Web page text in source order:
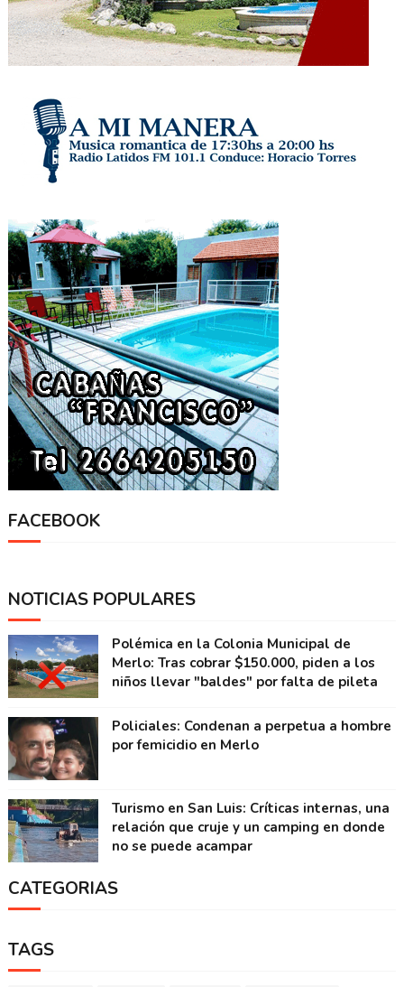
FACEBOOK
NOTICIAS POPULARES
Polémica en la Colonia Municipal de
Merlo: Tras cobrar $150.000, piden a los
niños llevar "baldes" por falta de pileta
Policiales: Condenan a perpetua a hombre
por femicidio en Merlo
Turismo en San Luis: Críticas internas, una
relación que cruje y un camping en donde
no se puede acampar
CATEGORIAS
TAGS